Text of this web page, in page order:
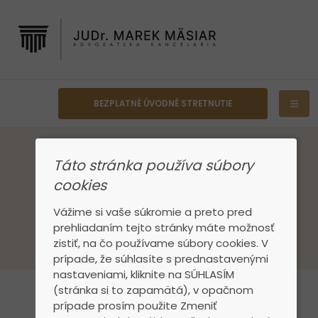
Táto stránka používa súbory
cookies
Vážime si vaše súkromie a preto pred
prehliadaním tejto stránky máte možnosť
zistiť, na čo používame súbory cookies. V
prípade, že súhlasíte s prednastavenými
nastaveniami, kliknite na SÚHLASÍM
(stránka si to zapamätá), v opačnom
prípade prosím použite Zmeniť
BEZPLATNÉ ÚVODNÉ STRETNUTIE
Naše služby